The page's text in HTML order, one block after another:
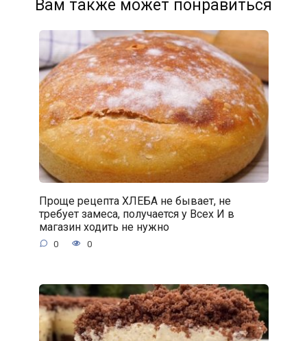
Вам также может понравиться
Проще рецепта ХЛЕБА не бывает, не
требует замеса, получается у Всех И в
магазин ходить не нужно
0 0